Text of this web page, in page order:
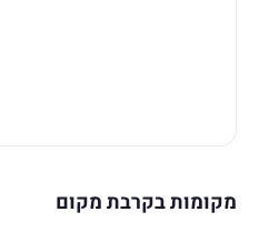
מקומות בקרבת מקום